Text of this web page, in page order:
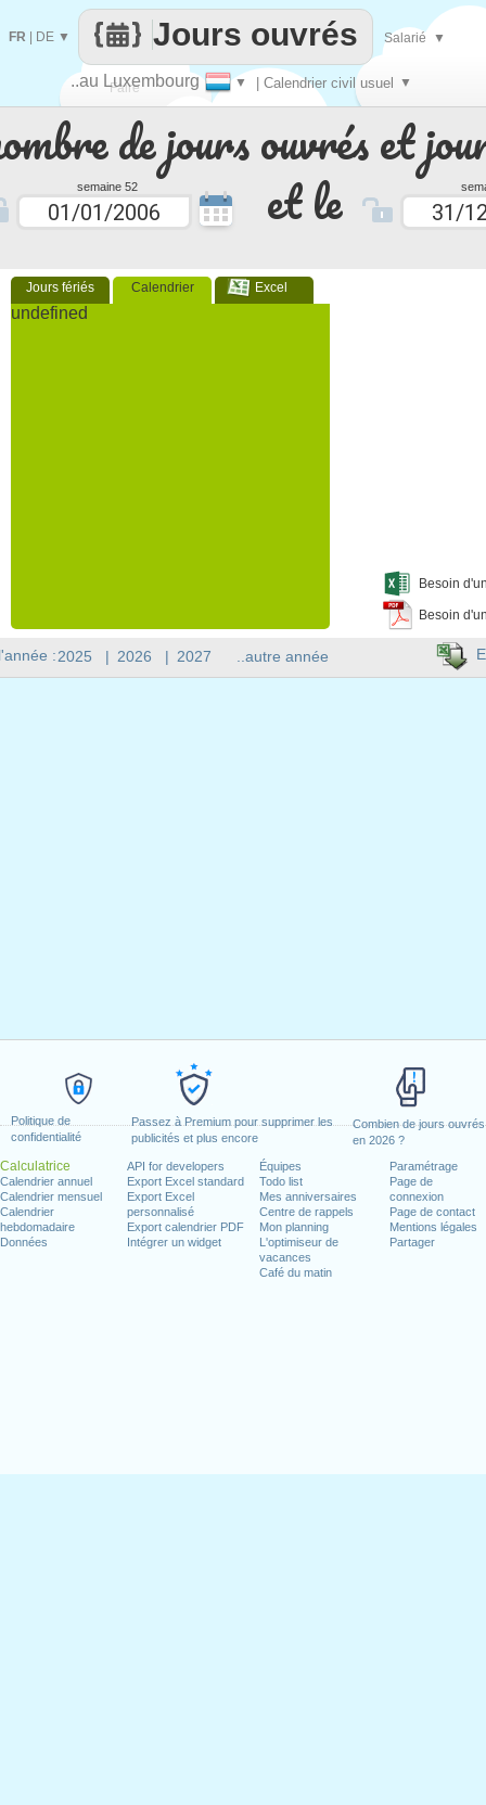
Politique de
confidentialité
Passez à Premium pour supprimer les
publicités et plus encore
Combien de jours ouvrés
en 2026 ?
Calculatrice
Calendrier annuel
Calendrier mensuel
Calendrier
hebdomadaire
Données
API for developers
Export Excel standard
Export Excel
personnalisé
Export calendrier PDF
Intégrer un widget
Équipes
Todo list
Mes anniversaires
Centre de rappels
Mon planning
L'optimiseur de
vacances
Café du matin
Paramétrage
Page de
connexion
Page de contact
Mentions légales
Partager
de jours ouvrés et
semaine 52 et le
Jours fériés Calendrier Excel
undefined
Besoin
Besoin
Faire
que
..au Luxembourg ▼ | Calendrier civil usuel ▼
Jours ouvrés
FR DE ▼ Salarié ▼
:2025 | 2026 | 2027 ..autre année